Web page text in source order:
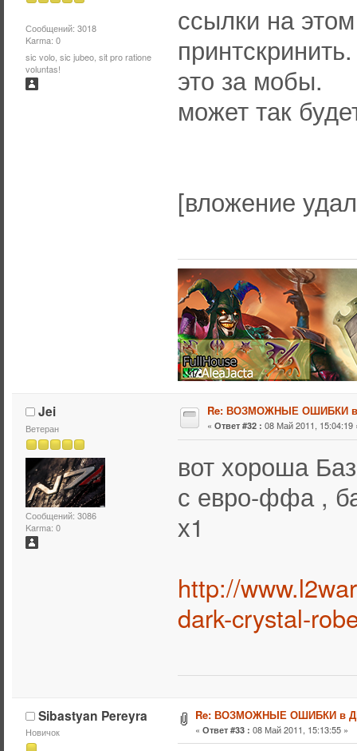
Сообщений: 3018
Karma: 0
sic volo, sic jubeo, sit pro ratione
voluntas!
ссылки на
это за мобы.
может так
[вложение
Jei
Ветеран
Сообщений: 3086
Karma: 0
Re: ВОЗМОЖНЫЕ ОШИБКИ
« Ответ #32 : 08 Май 2011, 15:04:19
вот хороша
с евро-ффа ,
х1
http://
dark-crystal-
Sibastyan Pereyra
Новичок
Re: ВОЗМОЖНЫЕ ОШИБКИ в
« Ответ #33 : 08 Май 2011, 15:13:55 »